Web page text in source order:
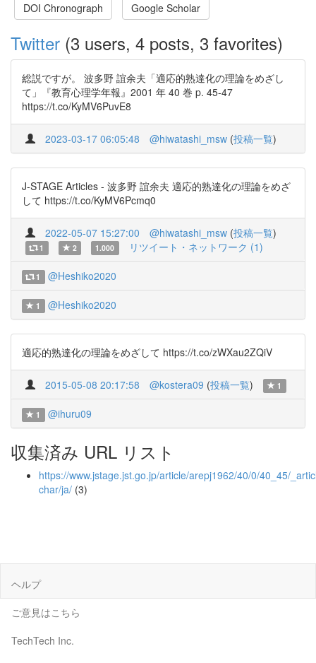
DOI Chronograph Google Scholar
Twitter (3 users, 4 posts, 3 favorites)
総説ですが。 波多野 誼余夫「適応的熟達化の理論をめざし
て」『教育心理学年報』2001 年 40 巻 p. 45-47
https://t.co/KyMV6PuvE8
2023-03-17 06:05:48 @hiwatashi_msw (投稿一覧)
J-STAGE Articles - 波多野 誼余夫 適応的熟達化の理論をめざ
して https://t.co/KyMV6Pcmq0
2022-05-07 15:27:00 @hiwatashi_msw (投稿一覧)
1 2 1.000 リツイート・ネットワーク (1)
1 @Heshiko2020
1 @Heshiko2020
適応的熟達化の理論をめざして https://t.co/zWXau2ZQiV
2015-05-08 20:17:58 @kostera09 (投稿一覧) 1
1 @ihuru09
収集済み URL リスト
https://www.jstage.jst.go.jp/article/arepj1962/40/0/40_45/
char/ja/ (3)
ヘルプ
ご意見はこちら
TechTech Inc.